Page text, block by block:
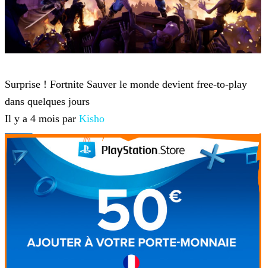
Surprise ! Fortnite Sauver le monde devient free-to-play
dans quelques jours
Il y a 4 mois par Kisho